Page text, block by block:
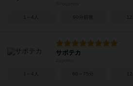
1～4人 90分前後 12
サポテカ
1～4人 60～75分 12